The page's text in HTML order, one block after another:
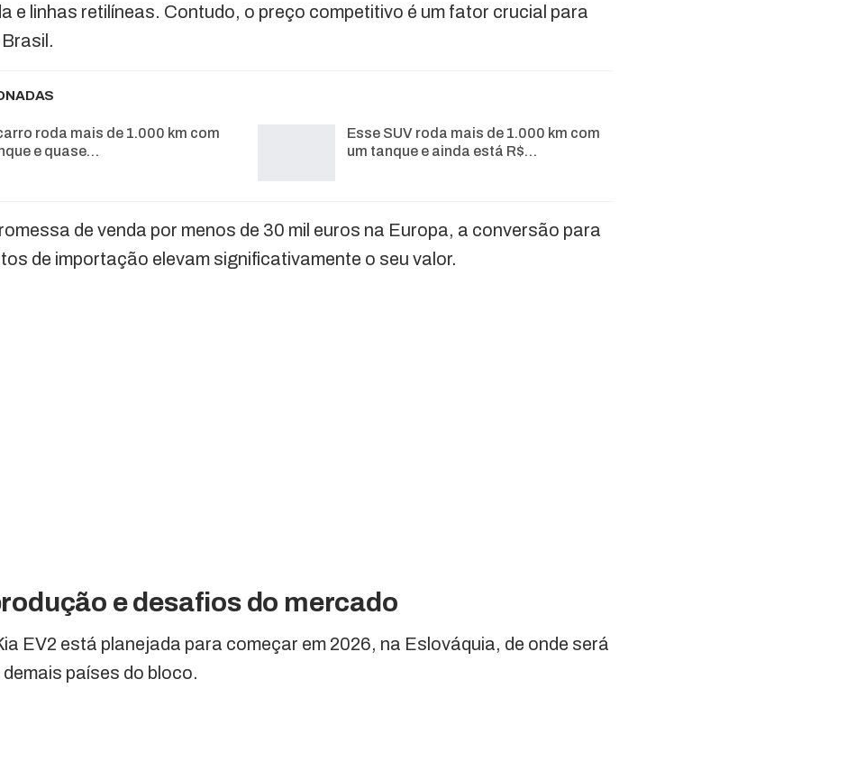
e linhas retilíneas. Contudo, o preço competitivo é um fator crucial para
roda mais de 1.000 km com
e quase…
Esse SUV roda mais de 1.000 km com
um tanque e ainda está R$…
de venda por menos de 30 mil euros na Europa, a conversão para
de importação elevam significativamente o seu valor.
e desafios do mercado
EV2 está planejada para começar em 2026, na Eslováquia, de onde será
países do bloco.